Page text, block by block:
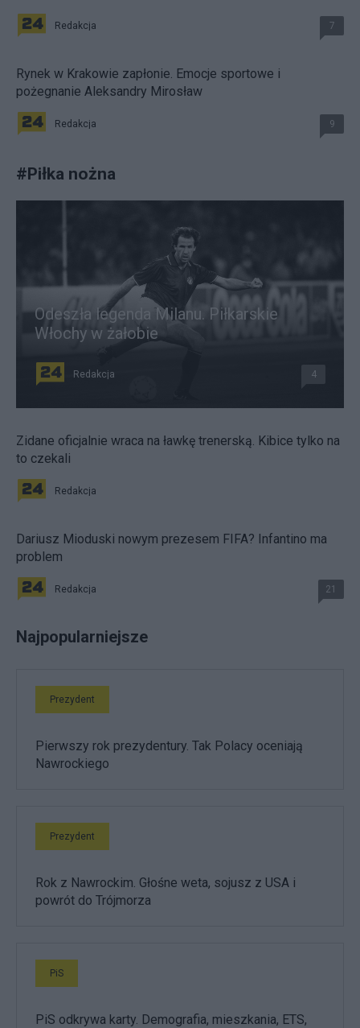
Redakcja 7
Rynek w Krakowie zapłonie. Emocje sportowe i
pożegnanie Aleksandry Mirosław
Redakcja 9
#Piłka nożna
Odeszła legenda Milanu. Piłkarskie
Włochy w żałobie
Redakcja 4
Zidane oficjalnie wraca na ławkę trenerską. Kibice tylko na
to czekali
Redakcja
Dariusz Mioduski nowym prezesem FIFA? Infantino ma
problem
Redakcja 21
Najpopularniejsze
Prezydent
Pierwszy rok prezydentury. Tak Polacy oceniają
Nawrockiego
Prezydent
Rok z Nawrockim. Głośne weta, sojusz z USA i
powrót do Trójmorza
PiS
PiS odkrywa karty. Demografia, mieszkania, ETS,